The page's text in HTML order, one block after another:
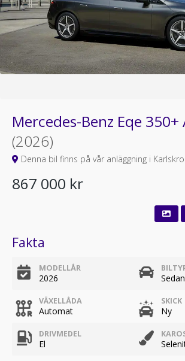
Mercedes-Benz Eqe
(2026)
Denna bil finns på vår anläggning i
867 000 kr
Fakta
MODELLÅR
2026 Sedan
VÄXELLÅDA
Automat
SKICK
Ny
DRIVMEDEL
El